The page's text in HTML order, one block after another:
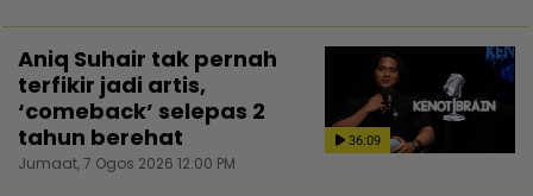
36:09
Aniq Suhair tak pernah
terfikir jadi artis,
‘comeback’ selepas 2
tahun berehat
Jumaat, 7 Ogos 2026 12:00 PM